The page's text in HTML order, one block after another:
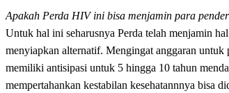
Apakah Perda HIV ini bisa menjamin para
Untuk hal ini seharusnya Perda telah menjamin
menyiapkan alternatif. Mengingat anggaran
memiliki antisipasi untuk 5 hingga 10 tahun
mempertahankan kestabilan kesehatannnya bisa